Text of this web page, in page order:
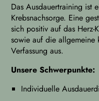
Das Ausdauertraining ist
Krebsnachsorge. Eine
sich positiv auf das Herz-
sowie auf die allgemeine
Verfassung aus.
Unsere Schwerpunkte:
Individuelle